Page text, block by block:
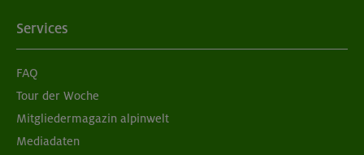
Services
FAQ
Tour der Woche
Mitgliedermagazin alpinwelt
Mediadaten